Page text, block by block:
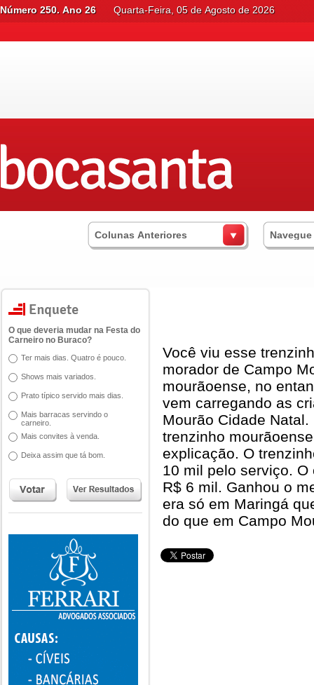
Número 250. Ano 26 Quarta-Feira, 05 de Agosto de 2026
Colunas Anteriores
O que deveria mudar na Festa do
Carneiro no Buraco?
Ter mais dias. Quatro é pouco.
Shows mais variados.
Prato típico servido mais dias.
Mais barracas servindo o
carneiro.
Mais convites à venda.
Deixa assim que tá bom.
Você viu esse
morador de Campo
mourãoense, no
vem carregando as
Mourão Cidade
trenzinho
explicação. O
10 mil pelo serviço.
R$ 6 mil. Ganhou o
era só em Maringá
do que em Campo